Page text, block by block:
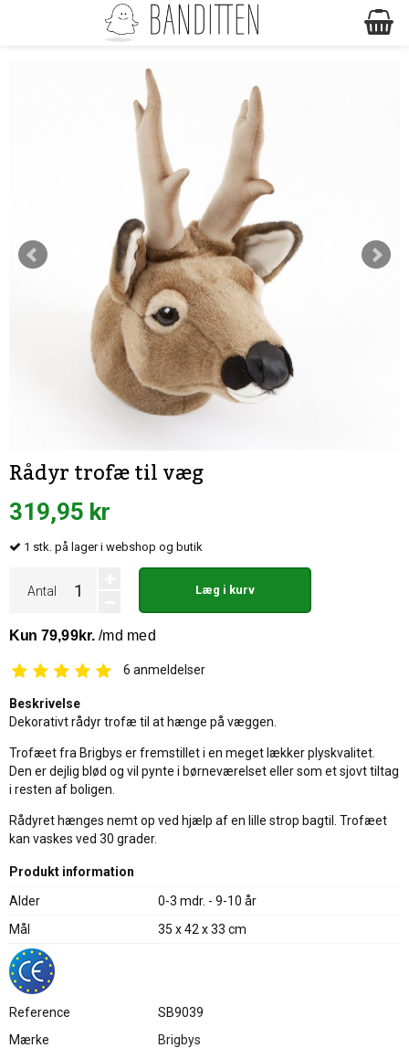
Rådyr trofæ til væg
319,95 kr
1 stk. på lager i webshop og butik
Antal Læg i kurv
6 anmeldelser
Beskrivelse
Dekorativt rådyr trofæ til at hænge på væggen.
Trofæet fra Brigbys er fremstillet i en meget lækker plyskvalitet.
Den er dejlig blød og vil pynte i børneværelset eller som et sjovt tiltag
i resten af boligen.
Rådyret hænges nemt op ved hjælp af en lille strop bagtil. Trofæet
kan vaskes ved 30 grader.
Produkt information
Alder
0-3 mdr. - 9-10 år
Mål
35 x 42 x 33 cm
Reference
SB9039
Mærke
Brigbys